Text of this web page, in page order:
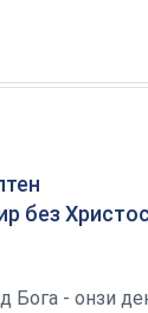
без
Бога - онзи